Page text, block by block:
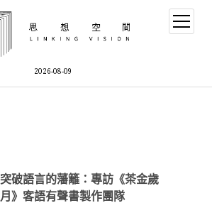
2026-08-09
突破語言的藩籬：專訪《茶金歲
月》客語有聲書製作團隊